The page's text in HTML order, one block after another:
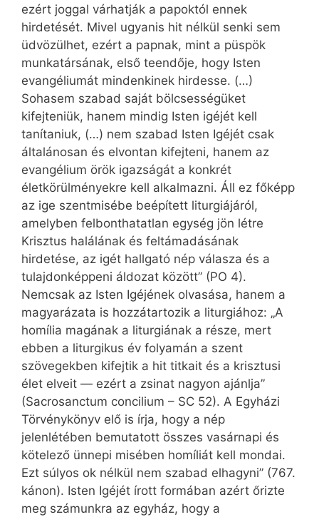
ezért joggal várhatják a papoktól ennek
hirdetését. Mivel ugyanis hit nélkül senki sem
üdvözülhet, ezért a papnak, mint a püspök
munkatársának, első teendője, hogy Isten
evangéliumát mindenkinek hirdesse. (…)
Sohasem szabad saját bölcsességüket
kifejteniük, hanem mindig Isten igéjét kell
tanítaniuk, (…) nem szabad Isten Igéjét csak
általánosan és elvontan kifejteni, hanem az
evangélium örök igazságát a konkrét
életkörülményekre kell alkalmazni. Áll ez főképp
az ige szentmisébe beépített liturgiájáról,
amelyben felbonthatatlan egység jön létre
Krisztus halálának és feltámadásának
hirdetése, az igét hallgató nép válasza és a
tulajdonképpeni áldozat között” (PO 4).
Nemcsak az Isten Igéjének olvasása, hanem a
magyarázata is hozzátartozik a liturgiához: „A
homília magának a liturgiának a része, mert
ebben a liturgikus év folyamán a szent
szövegekben kifejtik a hit titkait és a krisztusi
élet elveit — ezért a zsinat nagyon ajánlja”
(Sacrosanctum concilium – SC 52). A Egyházi
Törvénykönyv elő is írja, hogy a nép
jelenlétében bemutatott összes vasárnapi és
kötelező ünnepi misében homíliát kell mondai.
Ezt súlyos ok nélkül nem szabad elhagyni” (767.
kánon). Isten Igéjét írott formában azért őrizte
meg számunkra az egyház, hogy a